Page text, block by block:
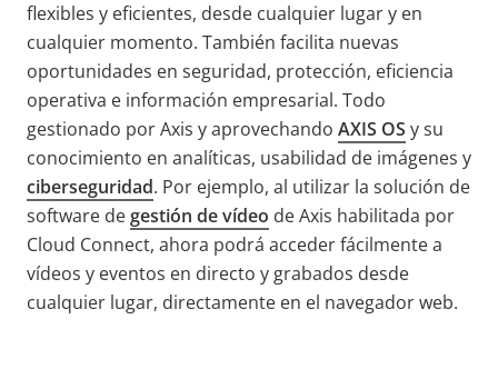
flexibles y eficientes, desde cualquier lugar y en
cualquier momento. También facilita nuevas
oportunidades en seguridad, protección, eficiencia
operativa e información empresarial. Todo
gestionado por Axis y aprovechando AXIS OS y su
conocimiento en analíticas, usabilidad de imágenes y
ciberseguridad. Por ejemplo, al utilizar la solución de
software degestión de vídeo de Axis habilitada por
Cloud Connect, ahora podrá acceder fácilmente a
vídeos y eventos en directo y grabados desde
cualquier lugar, directamente en el navegador web.